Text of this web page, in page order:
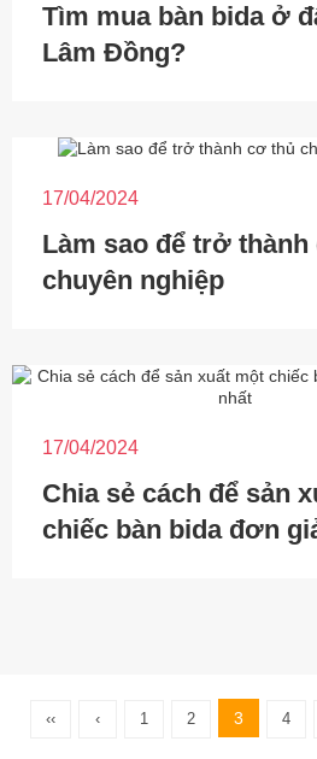
Tìm mua bàn bida ở
Lâm Đồng?
17/04/2024
Làm sao để trở
chuyên nghiệp
17/04/2024
Chia sẻ cách để sản
chiếc bàn bida đơn
‹‹ ‹ 1 2 3 4